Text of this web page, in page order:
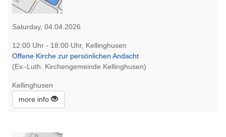
Saturday, 04.04.2026
12:00 Uhr - 18:00 Uhr, Kellinghusen
Offene Kirche zur persönlichen Andacht
(Ev.-Luth. Kirchengemeinde Kellinghusen)
Kellinghusen
more info